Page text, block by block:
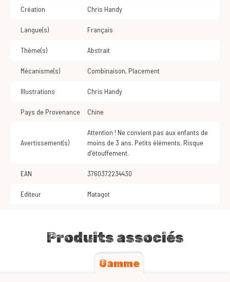
Création Chris Handy
Langue(s) Français
Thème(s) Abstrait
Mécanisme(s) Combinaison, Placement
Illustrations Chris Handy
Pays de Provenance Chine
Avertissement(s)
Attention ! Ne convient pas aux enfants de
moins de 3 ans. Petits éléments. Risque
d'étouffement.
EAN 3760372234430
Editeur Matagot
Produits associés
Gamme